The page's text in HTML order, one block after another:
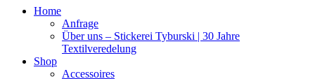
Home
Anfrage
Über uns – Stickerei Tyburski | 30 Jahre
Textilveredelung
Shop
Accessoires